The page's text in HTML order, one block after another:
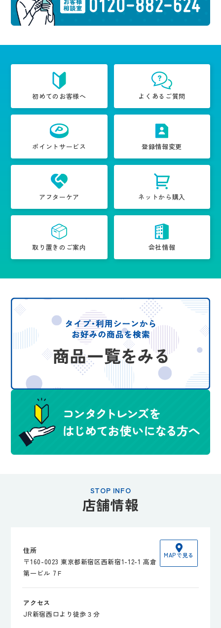
初めてのお客様へ よくあるご質問
ポイントサービス 登録情報変更
アフターケア ネットから購入
取り置きのご案内 会社情報
STOP INFO
店舗情報
住所
〒160-0023 東京都新宿区西新宿1-12-1 高倉
第一ビル 7Ｆ
MAPで見る
アクセス
JR新宿西口より徒歩３分